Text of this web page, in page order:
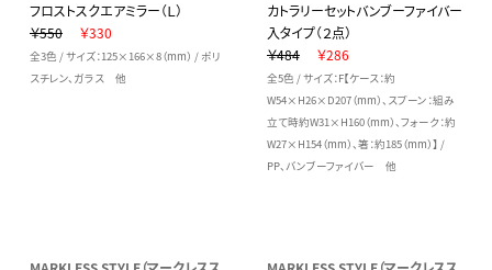
フロストスクエアミラー（Ｌ）
￥550
￥330
全3色 / サイズ：125×166×8（mm） / ポリ
スチレン、ガラス 他
カトラリーセットバンブーファイバー
入タイプ（２点）
￥484
￥286
全5色 / サイズ：F【ケース：約
W54×H26×D207（mm）、スプーン：組み
立て時約W31×H160（mm）、フォーク：約
W27×H154（mm）、箸：約185（mm）】 /
PP、バンブーファイバー 他